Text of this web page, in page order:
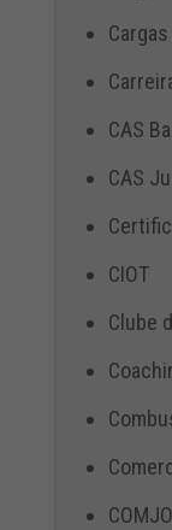
CAS
CAS
CIOT
Clube